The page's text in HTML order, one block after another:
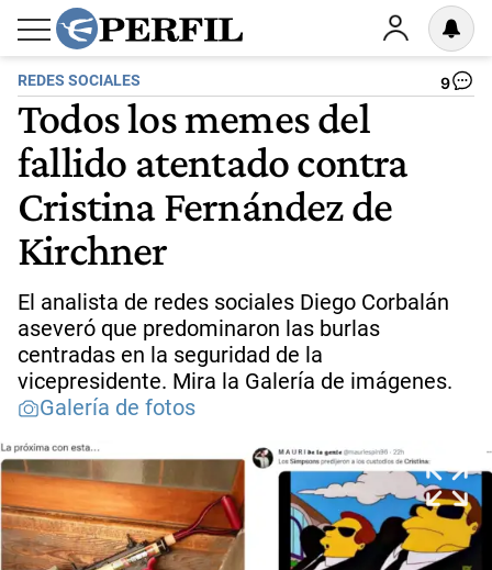
REDES SOCIALES 9
Todos los memes del
fallido atentado contra
Cristina Fernández de
Kirchner
El analista de redes sociales Diego Corbalán
aseveró que predominaron las burlas
centradas en la seguridad de la
vicepresidente. Mira la Galería de imágenes.
Galería de fotos